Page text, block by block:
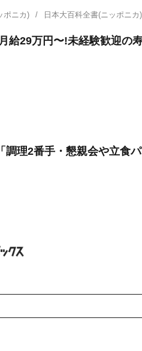
ポニカ) 日本大百科全書(ニッポニ
給29万円〜!未経験歓迎の
理2番手・懇親会や立食パ